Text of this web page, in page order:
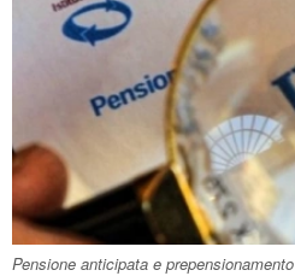
Pensione anticipata e prepensionamento